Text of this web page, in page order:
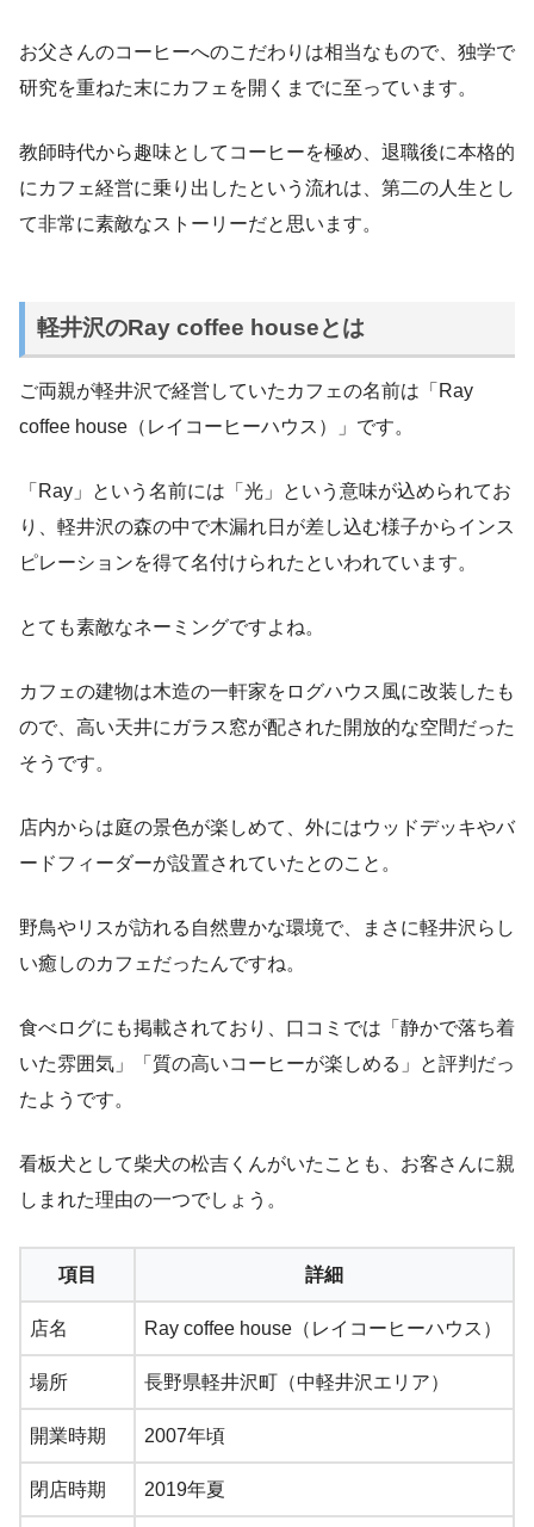
お父さんのコーヒーへのこだわりは相当なもので、独学で
研究を重ねた末にカフェを開くまでに至っています。
教師時代から趣味としてコーヒーを極め、退職後に本格的
にカフェ経営に乗り出したという流れは、第二の人生とし
て非常に素敵なストーリーだと思います。
軽井沢のRay coffee houseとは
ご両親が軽井沢で経営していたカフェの名前は「Ray
coffee house（レイコーヒーハウス）」です。
「Ray」という名前には「光」という意味が込められてお
り、軽井沢の森の中で木漏れ日が差し込む様子からインス
ピレーションを得て名付けられたといわれています。
とても素敵なネーミングですよね。
カフェの建物は木造の一軒家をログハウス風に改装したも
ので、高い天井にガラス窓が配された開放的な空間だった
そうです。
店内からは庭の景色が楽しめて、外にはウッドデッキやバ
ードフィーダーが設置されていたとのこと。
野鳥やリスが訪れる自然豊かな環境で、まさに軽井沢らし
い癒しのカフェだったんですね。
食べログにも掲載されており、口コミでは「静かで落ち着
いた雰囲気」「質の高いコーヒーが楽しめる」と評判だっ
たようです。
看板犬として柴犬の松吉くんがいたことも、お客さんに親
しまれた理由の一つでしょう。
項目 詳細
店名 Ray coffee house（レイコーヒーハウス）
場所 長野県軽井沢町（中軽井沢エリア）
開業時期 2007年頃
閉店時期 2019年夏